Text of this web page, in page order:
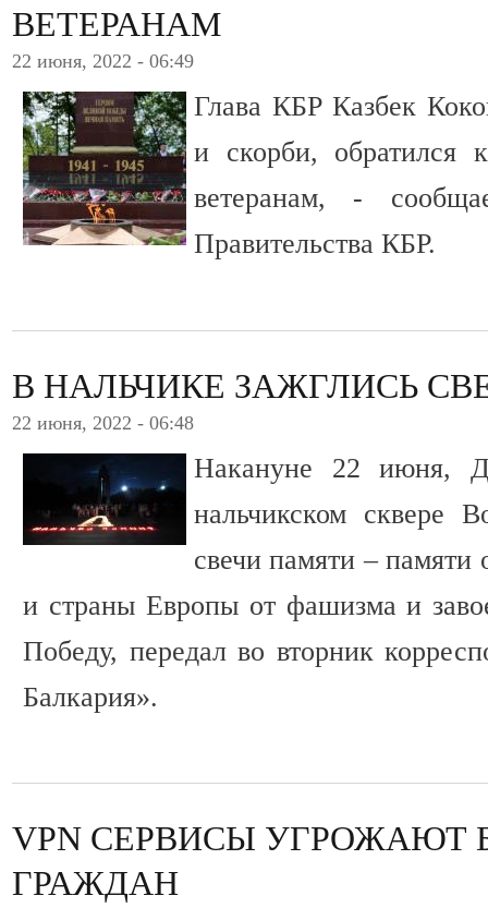
ВЕТЕРАНАМ
22 июня, 2022 - 06:49
Глава КБР Казбек
и скорби, обратился
ветеранам, -
Правительства КБР.
В НАЛЬЧИКЕ ЗАЖГЛИСЬ
22 июня, 2022 - 06:48
Накануне 22 июня,
нальчикском сквере
свечи памяти – памяти
и страны Европы от фашизма и
Победу, передал во вторник
Балкария».
VPN СЕРВИСЫ УГРОЖАЮТ
ГРАЖДАН